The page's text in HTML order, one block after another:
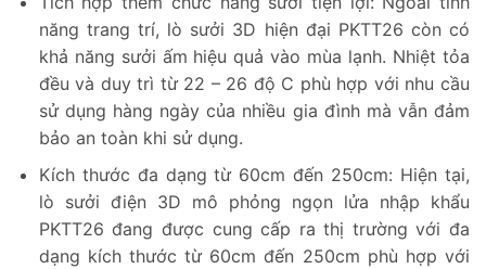
năng trang trí, lò sưởi 3D hiện đại PKTT26 còn có
khả năng sưởi ấm hiệu quả vào mùa lạnh. Nhiệt tỏa
đều và duy trì từ 22 – 26 độ C phù hợp với nhu cầu
sử dụng hàng ngày của nhiều gia đình mà vẫn đảm
bảo an toàn khi sử dụng.
Kích thước đa dạng từ 60cm đến 250cm: Hiện tại,
lò sưởi điện 3D mô phỏng ngọn lửa nhập khẩu
PKTT26 đang được cung cấp ra thị trường với đa
dạng kích thước từ 60cm đến 250cm phù hợp với